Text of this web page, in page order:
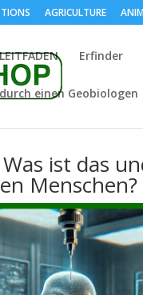
AGRICULTURE
LEITFADEN Erfinder
einen Geobiologen
ist das
Menschen?